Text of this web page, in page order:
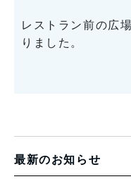
レストラン前の広
りました。
最新のお知らせ